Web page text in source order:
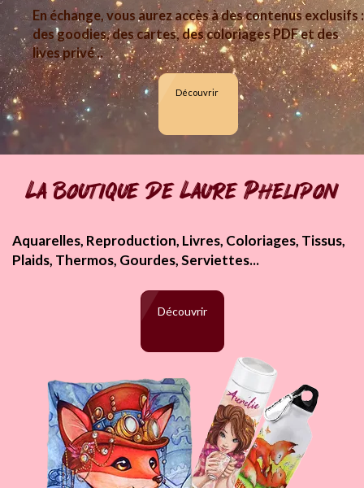
En échange, vous aurez accès à des contenus exclusifs :
des goodies, des cartes, des coloriages PDF et des
lives privé ..
Découvrir
La boutique de Laure Phelipon
Aquarelles, Reproduction, Livres, Coloriages, Tissus,
Plaids, Thermos, Gourdes, Serviettes...
Découvrir